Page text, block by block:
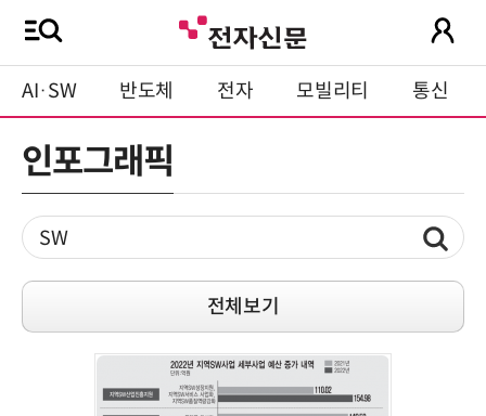
AI·SW 반도체 전자 모빌리티 통신
인포그래픽
전체보기